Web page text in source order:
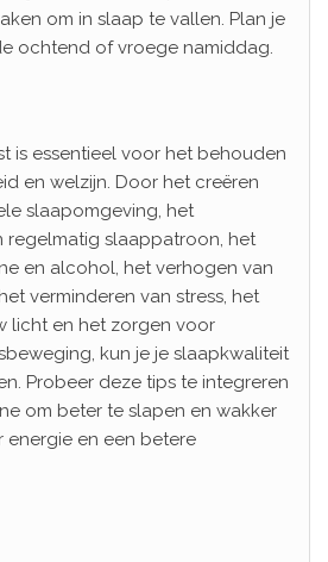
om in slaap te vallen. Plan je
ochtend of vroege namiddag.
is essentieel voor het behouden
en welzijn. Door het creëren
slaapomgeving, het
regelmatig slaappatroon, het
en alcohol, het verhogen van
verminderen van stress, het
licht en het zorgen voor
kun je je slaapkwaliteit
Probeer deze tips te integreren
om beter te slapen en wakker
energie en een betere